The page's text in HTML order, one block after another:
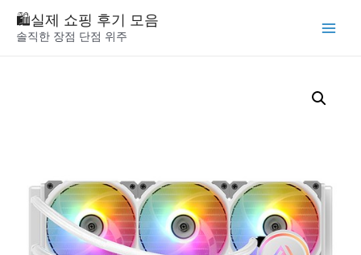
🛍️실제 쇼핑 후기 모음
솔직한 장점 단점 위주